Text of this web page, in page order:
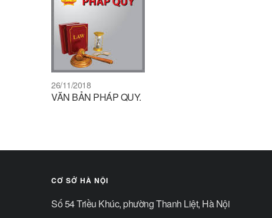
26/11/2018
VĂN BẢN PHÁP QUY.
CƠ SỞ HÀ NỘI
Số 54 Triều Khúc, phường Thanh Liệt, Hà Nội